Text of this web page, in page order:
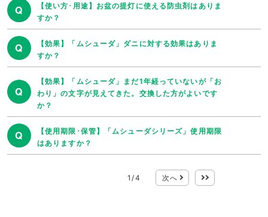
Q
【使い方･用途】お盆の提灯に使える防虫剤はありま
すか？
Q
【効果】「ムシューダ」ダニに対する効果はありま
すか？
Q
【効果】「ムシューダ」まだ1年経っていないが「お
わり」の文字が見えてきた。交換した方がよいです
か？
Q
【使用期限･保管】「ムシューダシリーズ」使用期限
はありますか？
1 /4 次へ 最後